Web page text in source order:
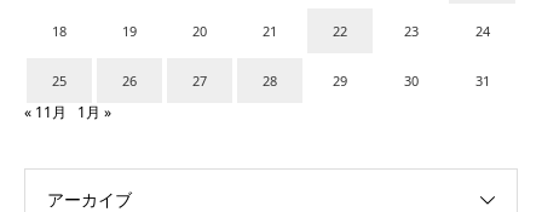
18 19 20 21 22 23 24
25 26 27 28 29 30 31
« 11月 1月 »
アーカイブ